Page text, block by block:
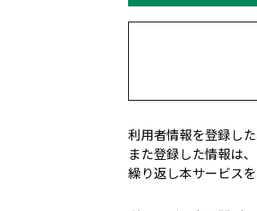
利用者情報を登録し
また登録した情報は
繰り返し本サービス